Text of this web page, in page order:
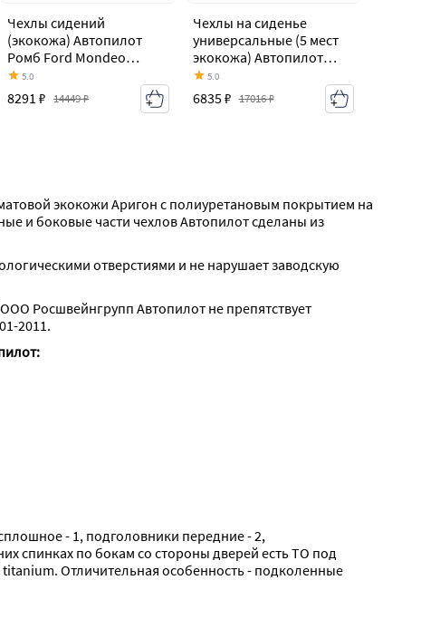
Чехлы сидений
(экокожа) Автопилот
Ромб Ford Mondeo
Mk3,BWY дорестайлинг,
универсал (2000-2003)
5.0
8291 ₽ 14449 ₽
Чехлы на сиденье
универсальные (5 мест
экокожа) Автопилот
Ford Mondeo Mk3,BWY
дорестайлинг,
универсал (2000-2003)
5.0
6835 ₽ 17016 ₽
экокожи Аригон с полиуретановым покрытием на
и боковые части чехлов Автопилот сделаны из
отверстиями и не нарушает заводскую
Росшвейнгрупп Автопилот не препятствует
2011.
- 1, подголовники передние - 2,
спинках по бокам со стороны дверей есть ТО под
Отличительная особенность - подколенные